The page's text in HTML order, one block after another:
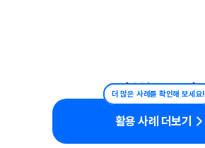
홍보/프로모션
더 많은 사례를 확인해 보세요!
활용 사례 더보기